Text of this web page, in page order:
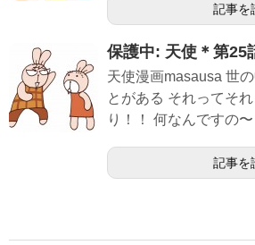
記事を
保護中: 天使＊第
天使漫画masausa 世
とがある それってそ
り！！ 何なんですの〜
記事を